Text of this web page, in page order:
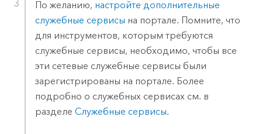
По желанию, настройте дополнительные
служебные сервисы на портале. Помните, что
для инструментов, которым требуются
служебные сервисы, необходимо, чтобы все
эти сетевые служебные сервисы были
зарегистрированы на портале. Более
подробно о служебных сервисах см. в
разделе Служебные сервисы.